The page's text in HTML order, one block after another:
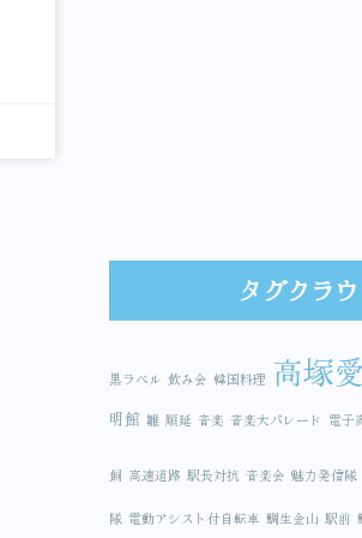
タグクラ
黒ラベル 飲み会 韓国料理 高塚
明館 雛 順延 音楽 音楽大パレード 電子
飼 高速道路 駅長対抗 音楽会 魅力発信隊
隊 電動アシスト付自転車 鯛生金山 駅前